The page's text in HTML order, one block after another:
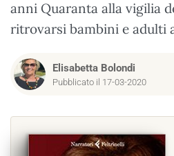
anni Quaranta alla vigilia
ritrovarsi bambini e adulti
Elisabetta Bolondi
Pubblicato il 17-03-2020